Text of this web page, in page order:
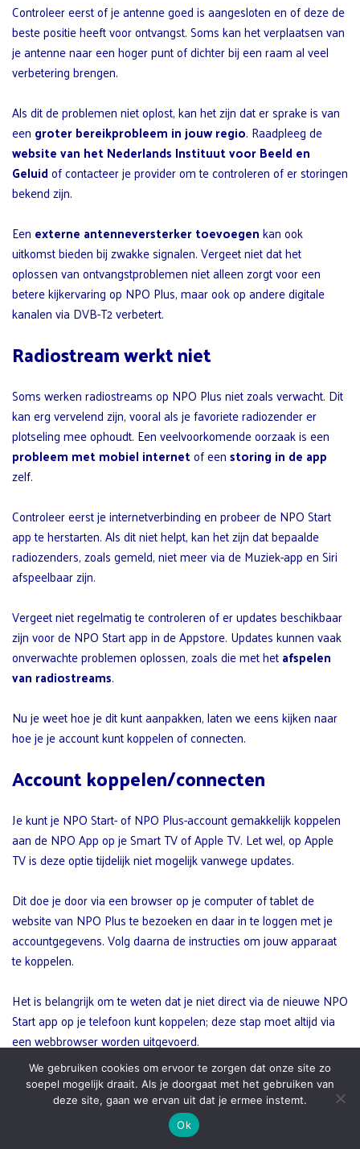
Controleer eerst of je antenne goed is aangesloten en of deze de
beste positie heeft voor ontvangst. Soms kan het verplaatsen van
je antenne naar een hoger punt of dichter bij een raam al veel
verbetering brengen.
Als dit de problemen niet oplost, kan het zijn dat er sprake is van
een groter bereikprobleem in jouw regio. Raadpleeg de
website van het Nederlands Instituut voor Beeld en
Geluidof contacteer je provider om te controleren of er storingen
bekend zijn.
Een externe antenneversterker toevoegenkan ook
uitkomst bieden bij zwakke signalen. Vergeet niet dat het
oplossen van ontvangstproblemen niet alleen zorgt voor een
betere kijkervaring op NPO Plus, maar ook op andere digitale
kanalen via DVB-T2 verbetert.
Radiostream werkt niet
Soms werken radiostreams op NPO Plus niet zoals verwacht. Dit
kan erg vervelend zijn, vooral als je favoriete radiozender er
plotseling mee ophoudt. Een veelvoorkomende oorzaak is een
probleem met mobiel internetof eenstoring in de app
zelf.
Controleer eerst je internetverbinding en probeer de NPO Start
app te herstarten. Als dit niet helpt, kan het zijn dat bepaalde
radiozenders, zoals gemeld, niet meer via de Muziek-app en Siri
afspeelbaar zijn.
Vergeet niet regelmatig te controleren of er updates beschikbaar
zijn voor de NPO Start app in de Appstore. Updates kunnen vaak
onverwachte problemen oplossen, zoals die met hetafspelen
van radiostreams.
Nu je weet hoe je dit kunt aanpakken, laten we eens kijken naar
hoe je je account kunt koppelen of connecten.
Account koppelen/connecten
Je kunt je NPO Start- of NPO Plus-account gemakkelijk koppelen
aan de NPO App op je Smart TV of Apple TV. Let wel, op Apple
TV is deze optie tijdelijk niet mogelijk vanwege updates.
Dit doe je door via een browser op je computer of tablet de
website van NPO Plus te bezoeken en daar in te loggen met je
accountgegevens. Volg daarna de instructies om jouw apparaat
te koppelen.
Het is belangrijk om te weten dat je niet direct via de nieuwe NPO
Start app op je telefoon kunt koppelen; deze stap moet altijd via
een webbrowser worden uitgevoerd.
Na het succesvol koppelen, biedt deze connectie je direct
toegang tot jouw favoriete uitzendingen en exclusieve content
van NPO Plus op het gekoppelde apparaat. Zo geniet je overal in
huis van het beste wat Vlaanderen en Nederland te bieden
We gebruiken cookies om ervoor te zorgen dat onze site zo
soepel mogelijk draait. Als je doorgaat met het gebruiken van
deze site, gaan we ervan uit dat je ermee instemt.
Ok